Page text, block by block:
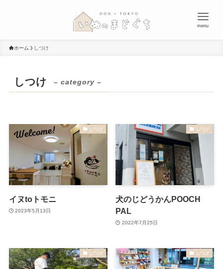
menu
ホーム しつけ
しつけ – category –
しつけ
イヌtoトモニ
2023年5月13日
しつけ
犬のじどうかんPOOCH
PAL
2022年7月25日
しつけ しつけ